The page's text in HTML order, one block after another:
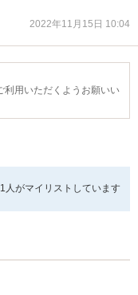
2022年11月15日 10:04
利用いただくようお願いい
1人がマイリストしています